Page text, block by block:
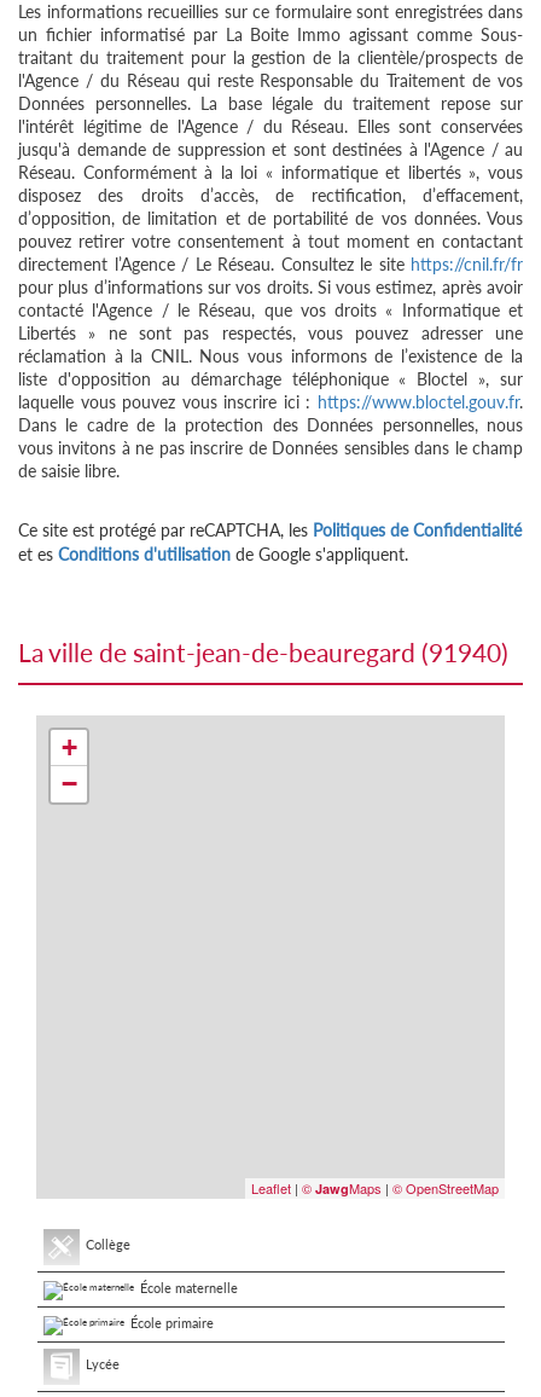
Les informations recueillies sur ce formulaire sont enregistrées dans
un fichier informatisé par La Boite Immo agissant comme Sous-
traitant du traitement pour la gestion de la clientèle/prospects de
l'Agence / du Réseau qui reste Responsable du Traitement de vos
Données personnelles. La base légale du traitement repose sur
l'intérêt légitime de l'Agence / du Réseau. Elles sont conservées
jusqu'à demande de suppression et sont destinées à l'Agence / au
Réseau. Conformément à la loi « informatique et libertés », vous
disposez des droits d’accès, de rectification, d’effacement,
d’opposition, de limitation et de portabilité de vos données. Vous
pouvez retirer votre consentement à tout moment en contactant
directement l’Agence / Le Réseau. Consultez le site https://cnil.fr/fr
pour plus d’informations sur vos droits. Si vous estimez, après avoir
contacté l'Agence / le Réseau, que vos droits « Informatique et
Libertés » ne sont pas respectés, vous pouvez adresser une
réclamation à la CNIL. Nous vous informons de l’existence de la
liste d'opposition au démarchage téléphonique « Bloctel », sur
laquelle vous pouvez vous inscrire ici : https://www.bloctel.gouv.fr.
Dans le cadre de la protection des Données personnelles, nous
vous invitons à ne pas inscrire de Données sensibles dans le champ
de saisie libre.
Ce site est protégé par reCAPTCHA, les Politiques de Confidentialité
et es Conditions d'utilisation de Google s'appliquent.
la ville de saint-jean-de-beauregard (91940)
+
−
Leaflet | © JawgMaps | © OpenStreetMap
Collège
École maternelle
École primaire
Lycée